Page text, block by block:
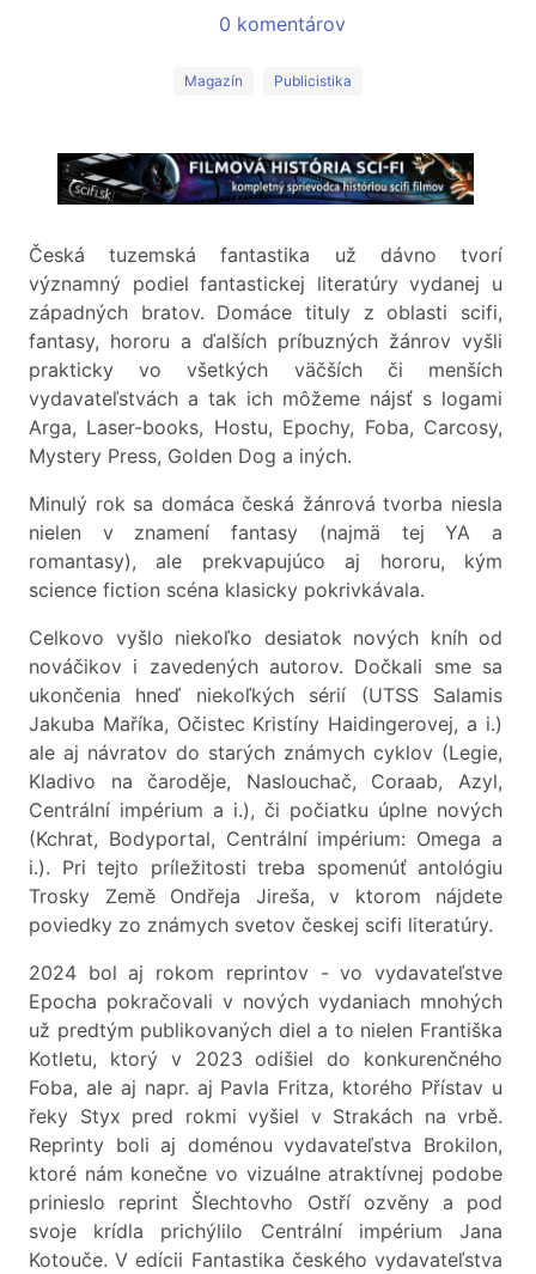
0 komentárov
Magazín Publicistika
Česká tuzemská fantastika už dávno tvorí
významný podiel fantastickej literatúry vydanej u
západných bratov. Domáce tituly z oblasti scifi,
fantasy, hororu a ďalších príbuzných žánrov vyšli
prakticky vo všetkých väčších či menších
vydavateľstvách a tak ich môžeme nájsť s logami
Arga, Laser-books, Hostu, Epochy, Foba, Carcosy,
Mystery Press, Golden Dog a iných.
Minulý rok sa domáca česká žánrová tvorba niesla
nielen v znamení fantasy (najmä tej YA a
romantasy), ale prekvapujúco aj hororu, kým
science fiction scéna klasicky pokrivkávala.
Celkovo vyšlo niekoľko desiatok nových kníh od
nováčikov i zavedených autorov. Dočkali sme sa
ukončenia hneď niekoľkých sérií (UTSS Salamis
Jakuba Maříka, Očistec Kristíny Haidingerovej, a i.)
ale aj návratov do starých známych cyklov (Legie,
Kladivo na čaroděje, Naslouchač, Coraab, Azyl,
Centrální impérium a i.), či počiatku úplne nových
(Kchrat, Bodyportal, Centrální impérium: Omega a
i.). Pri tejto príležitosti treba spomenúť antológiu
Trosky Země Ondřeja Jireša, v ktorom nájdete
poviedky zo známych svetov českej scifi literatúry.
2024 bol aj rokom reprintov - vo vydavateľstve
Epocha pokračovali v nových vydaniach mnohých
už predtým publikovaných diel a to nielen Františka
Kotletu, ktorý v 2023 odišiel do konkurenčného
Foba, ale aj napr. aj Pavla Fritza, ktorého Přístav u
řeky Styx pred rokmi vyšiel v Strakách na vrbě.
Reprinty boli aj doménou vydavateľstva Brokilon,
ktoré nám konečne vo vizuálne atraktívnej podobe
prinieslo reprint Šlechtovho Ostří ozvěny a pod
svoje krídla prichýlilo Centrální impérium Jana
Kotouče. V edícii Fantastika českého vydavateľstva